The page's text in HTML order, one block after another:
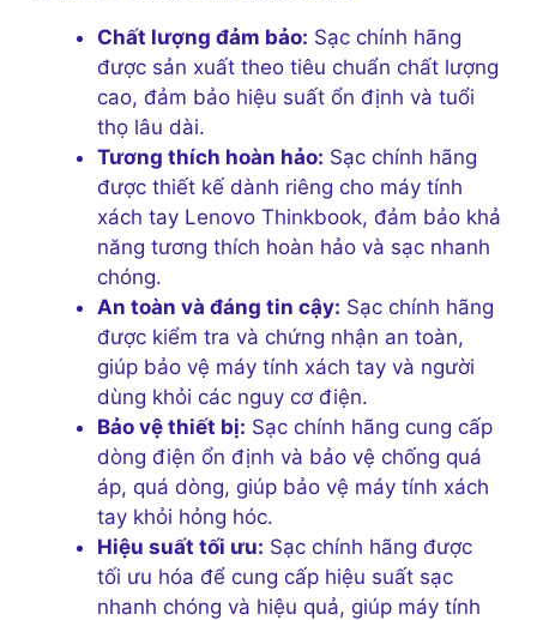
Chất lượng đảm bảo: Sạc chính hãng
được sản xuất theo tiêu chuẩn chất lượng
cao, đảm bảo hiệu suất ổn định và tuổi
thọ lâu dài.
Tương thích hoàn hảo: Sạc chính hãng
được thiết kế dành riêng cho máy tính
xách tay Lenovo Thinkbook, đảm bảo khả
năng tương thích hoàn hảo và sạc nhanh
chóng.
An toàn và đáng tin cậy: Sạc chính hãng
được kiểm tra và chứng nhận an toàn,
giúp bảo vệ máy tính xách tay và người
dùng khỏi các nguy cơ điện.
Bảo vệ thiết bị: Sạc chính hãng cung cấp
dòng điện ổn định và bảo vệ chống quá
áp, quá dòng, giúp bảo vệ máy tính xách
tay khỏi hỏng hóc.
Hiệu suất tối ưu: Sạc chính hãng được
tối ưu hóa để cung cấp hiệu suất sạc
nhanh chóng và hiệu quả, giúp máy tính